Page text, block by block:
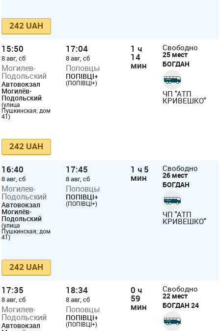
242 UAH
15:50
8 авг, сб
Могилев-
Подольский
Автовокзал
Могилёв-
Подольский
(улица
Пушкинская; дом
41)
17:04
8 авг, сб
Поповцы
ПОПІВЦІ+
(ПОПІВЦІ+)
1 ч
14
мин
Свободно
25 мест
БОГДАН
ЧП "АТП
КРИВЕШКО"
242 UAH
16:40
8 авг, сб
Могилев-
Подольский
Автовокзал
Могилёв-
Подольский
(улица
Пушкинская; дом
41)
17:45
8 авг, сб
Поповцы
ПОПІВЦІ+
(ПОПІВЦІ+)
1 ч 5
мин
Свободно
26 мест
БОГДАН
ЧП "АТП
КРИВЕШКО"
242 UAH
17:35
8 авг, сб
Могилев-
Подольский
Автовокзал
18:34
8 авг, сб
Поповцы
ПОПІВЦІ+
(ПОПІВЦІ+)
0 ч
59
мин
Свободно
22 мест
БОГДАН 24